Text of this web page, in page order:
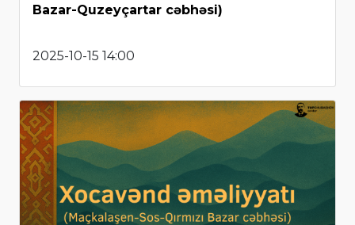
Bazar-Quzeyçartar cəbhəsi)
2025-10-15 14:00